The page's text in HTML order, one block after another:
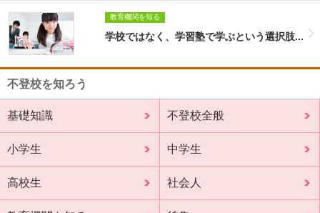
教育機関を知る
学校ではなく、学習塾で学ぶという選択肢...
不登校を知ろう
基礎知識 不登校全般
小学生 中学生
高校生 社会人